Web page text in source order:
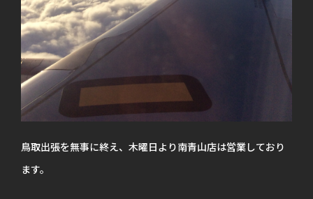
鳥取出張を無事に終え、木曜日より南青山店は営業しており
ます。